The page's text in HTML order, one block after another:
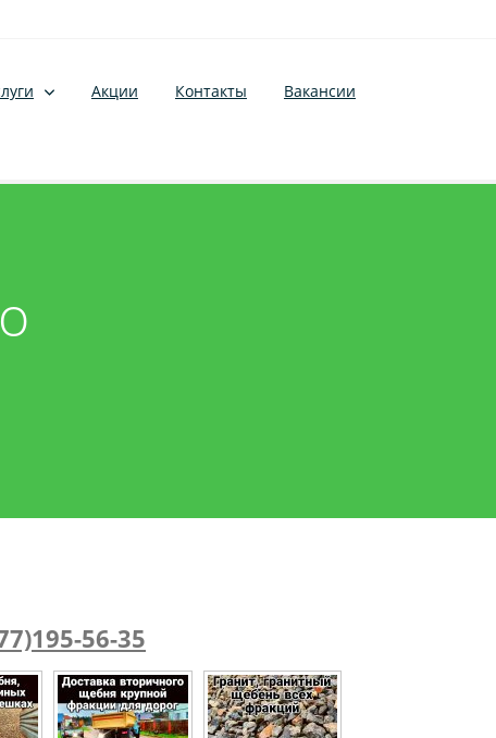
Акции Контакты Вакансии
56-35